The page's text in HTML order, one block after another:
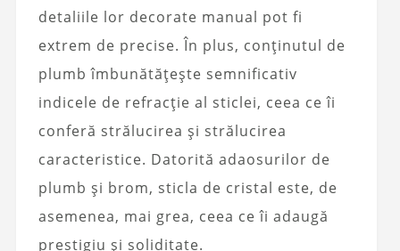
detaliile lor decorate manual pot fi
extrem de precise. În plus, conținutul de
plumb îmbunătățește semnificativ
indicele de refracție al sticlei, ceea ce îi
conferă strălucirea și strălucirea
caracteristice. Datorită adaosurilor de
plumb și brom, sticla de cristal este, de
asemenea, mai grea, ceea ce îi adaugă
prestigiu și soliditate.